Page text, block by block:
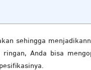
sehingga
Anda bisa